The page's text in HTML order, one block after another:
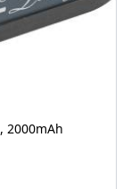
2000mAh